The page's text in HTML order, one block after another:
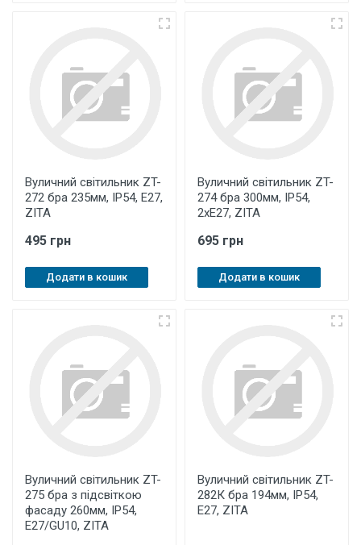
Вуличний світильник ZT-
272 бра 235мм, IP54, E27,
ZITA
495 грн
Додати в кошик
Вуличний світильник ZT-
274 бра 300мм, IP54,
2хE27, ZITA
695 грн
Додати в кошик
Вуличний світильник ZT-
275 бра з підсвіткою
фасаду 260мм, IP54,
E27/GU10, ZITA
Вуличний світильник ZT-
282К бра 194мм, IP54,
E27, ZITA